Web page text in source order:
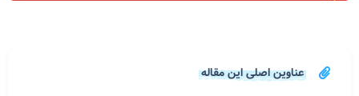
عناوین اصلی این مقاله